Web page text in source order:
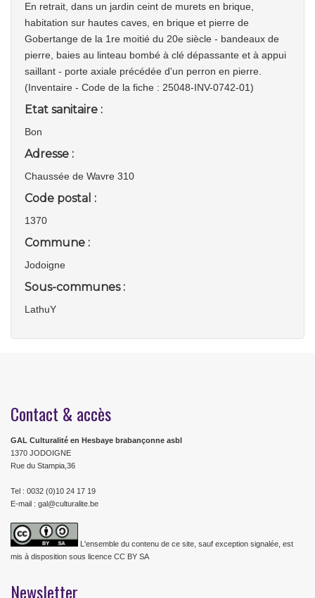
En retrait, dans un jardin ceint de murets en brique,
habitation sur hautes caves, en brique et pierre de
Gobertange de la 1re moitié du 20e siècle - bandeaux de
pierre, baies au linteau bombé à clé dépassante et à appui
saillant - porte axiale précédée d'un perron en pierre.
(Inventaire - Code de la fiche : 25048-INV-0742-01)
Etat sanitaire :
Bon
Adresse :
Chaussée de Wavre 310
Code postal :
1370
Commune :
Jodoigne
Sous-communes :
LathuY
Contact & accès
GAL Culturalité en Hesbaye brabançonne asbl
1370 JODOIGNE
Rue du Stampia,36
Tel : 0032 (0)10 24 17 19
E-mail : gal@culturalite.be
L'ensemble du contenu de ce site, sauf exception signalée, est
mis à disposition sous licence CC BY SA
Newsletter